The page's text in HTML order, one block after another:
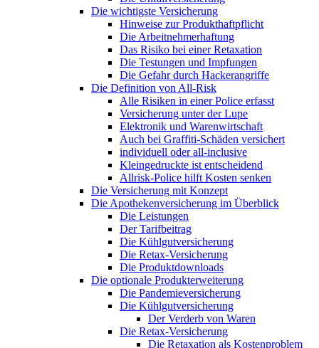
Die wichtigste Versicherung
Hinweise zur Produkthaftpflicht
Die Arbeitnehmerhaftung
Das Risiko bei einer Retaxation
Die Testungen und Impfungen
Die Gefahr durch Hackerangriffe
Die Definition von All-Risk
Alle Risiken in einer Police erfasst
Versicherung unter der Lupe
Elektronik und Warenwirtschaft
Auch bei Graffiti-Schäden versichert
individuell oder all-inclusive
Kleingedruckte ist entscheidend
Allrisk-Police hilft Kosten senken
Die Versicherung mit Konzept
Die Apothekenversicherung im Überblick
Die Leistungen
Der Tarifbeitrag
Die Kühlgutversicherung
Die Retax-Versicherung
Die Produktdownloads
Die optionale Produkterweiterung
Die Pandemieversicherung
Die Kühlgutversicherung
Der Verderb von Waren
Die Retax-Versicherung
Die Retaxation als Kostenproblem